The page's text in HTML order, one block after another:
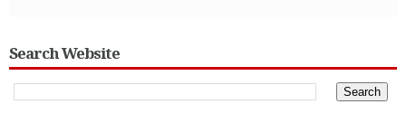
Search Website